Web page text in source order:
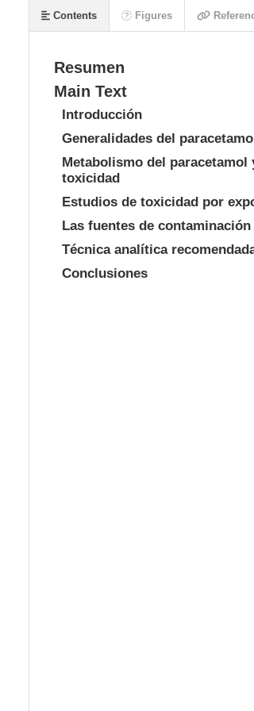
Resumen
Main Text
Introducción
Generalidades del
Metabolismo del
toxicidad
Estudios de toxicidad por
Las fuentes de
Técnica analítica
Conclusiones
Contents Figures